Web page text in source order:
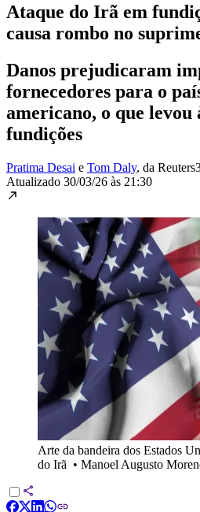
Ataque do Irã em
causa rombo no
Danos prejudicaram
fornecedores para o
americano, o que levou
fundições
Pratima Desai e Tom Daly, da Reuters
Atualizado 30/03/26 às 21:30
Arte da bandeira dos Estados
do Irã • Manoel Augusto